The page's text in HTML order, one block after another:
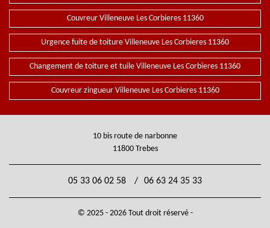
Couvreur Villeneuve Les Corbieres 11360
Urgence fuite de toiture Villeneuve Les Corbieres 11360
Changement de toiture et tuile Villeneuve Les Corbieres 11360
Couvreur zingueur Villeneuve Les Corbieres 11360
10 bis route de narbonne
11800 Trebes
05 33 06 02 58 / 06 63 24 35 33
© 2025 - 2026 Tout droit réservé -